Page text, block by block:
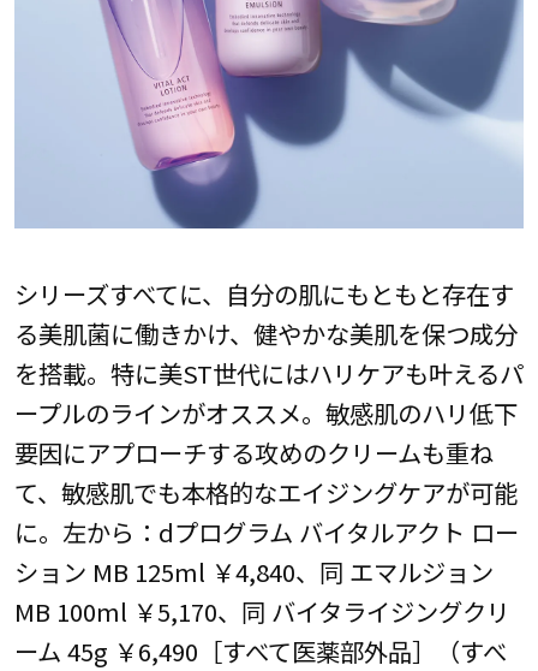
シリーズすべてに、自分の肌にもともと存在す
る美肌菌に働きかけ、健やかな美肌を保つ成分
を搭載。特に美ST世代にはハリケアも叶えるパ
ープルのラインがオススメ。敏感肌のハリ低下
要因にアプローチする攻めのクリームも重ね
て、敏感肌でも本格的なエイジングケアが可能
に。左から：dプログラム バイタルアクト ロー
ション MB 125ml ￥4,840、同 エマルジョン
MB 100ml ￥5,170、同 バイタライジングクリ
ーム 45g ￥6,490［すべて医薬部外品］（すべ